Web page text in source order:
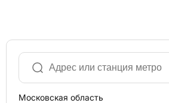
Московская область